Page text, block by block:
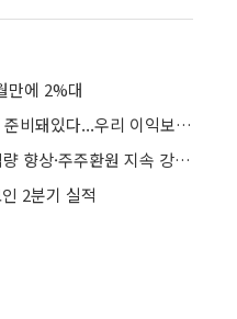
에 2%대
EU 수장 “트럼프와 ‘힘든 협상’ 준비돼있다...우리 이익보호 최우선”
LS증권 "하나금융, 자본관리 역량 향상·주주환원 지속 강화…목표가↑"
2분기 실적